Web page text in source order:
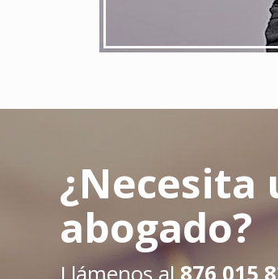
¿Necesita
abogado?